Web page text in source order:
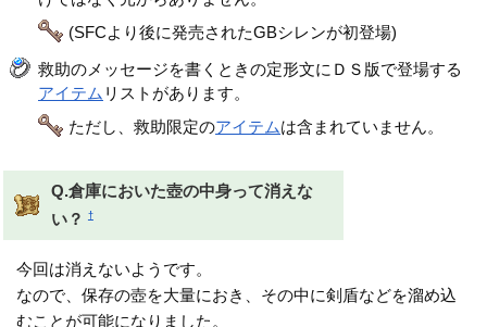
(SFCより後に発売されたGBシレンが初登場)
救助のメッセージを書くときの定形文にＤＳ版で登場する
アイテム リストがあります。
ただし、救助限定のアイテムは含まれていません。
Q.倉庫においた壺の中身って消えな
い？
†
今回は消えないようです。
なので、保存の壺を大量におき、その中に剣盾などを溜め込
むことが可能になりました。